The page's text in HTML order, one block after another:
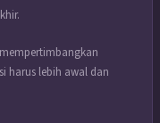
harus lebih awal dan